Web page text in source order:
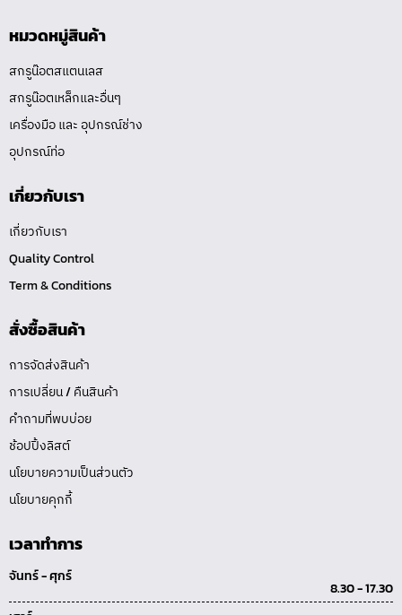
หมวดหมู่สินค้า
สกรูน๊อตสแตนเลส
สกรูน๊อตเหล็กและอื่นๆ
เครื่องมือ และ อุปกรณ์ช่าง
อุปกรณ์ท่อ
เกี่ยวกับเรา
เกี่ยวกับเรา
Quality Control
Term & Conditions
สั่งซื้อสินค้า
การจัดส่งสินค้า
การเปลี่ยน / คืนสินค้า
คำถามที่พบบ่อย
ช้อปปิ้งลิสต์
นโยบายความเป็นส่วนตัว
นโยบายคุกกี้
เวลาทำการ
จันทร์ - ศุกร์
8.30 - 17.30